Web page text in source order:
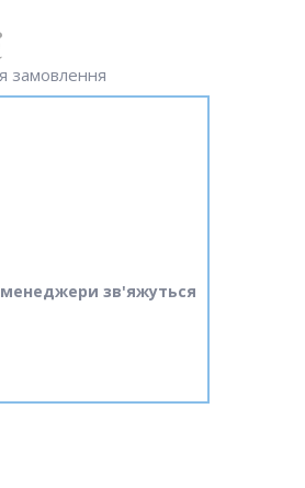
замовлення
менеджери зв'яжуться